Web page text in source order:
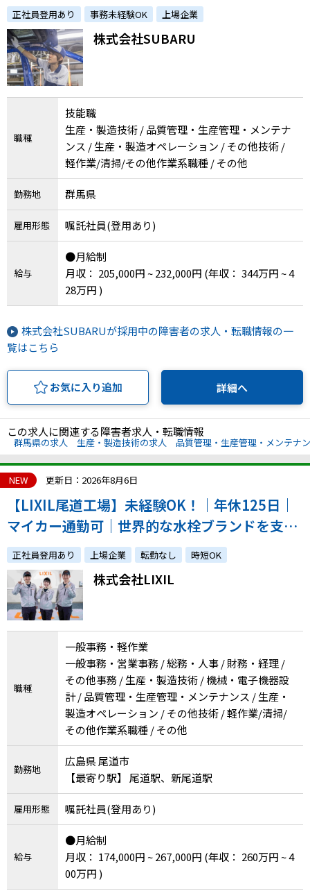
製造に携わるお仕事です。「SUBARUへの想
い」を重視
正社員登用あり 事務未経験OK 上場企業
株式会社SUBARU
職種
技能職
生産・製造技術 / 品質管理・生産管理・メンテナ
ンス / 生産・製造オペレーション / その他技術 /
軽作業/清掃/その他作業系職種 / その他
勤務地 群馬県
雇用形態 嘱託社員(登用あり)
給与
●月給制
月収： 205,000円 ~ 232,000円 (年収： 344万円 ~ 4
28万円 )
株式会社SUBARUが採用中の障害者の求人・転職情報の一
覧はこちら
お気に入り追加 詳細へ
この求人に関連する障害者求人・転職情報
群馬県の求人 生産・製造技術の求人 品質管理・生産管理・メンテナ
NEW 更新日：2026年8月6日
【LIXIL尾道工場】未経験OK！｜年休125日｜
マイカー通勤可｜世界的な水栓ブランドを支え
る仕事｜障がい者採用実績豊富！
正社員登用あり 上場企業 転勤なし 時短OK
株式会社LIXIL
職種
一般事務・軽作業
一般事務・営業事務 / 総務・人事 / 財務・経理 /
その他事務 / 生産・製造技術 / 機械・電子機器設
計 / 品質管理・生産管理・メンテナンス / 生産・
製造オペレーション / その他技術 / 軽作業/清掃/
その他作業系職種 / その他
勤務地
広島県 尾道市
【最寄り駅】 尾道駅、新尾道駅
雇用形態 嘱託社員(登用あり)
給与
●月給制
月収： 174,000円 ~ 267,000円 (年収： 260万円 ~ 4
00万円 )